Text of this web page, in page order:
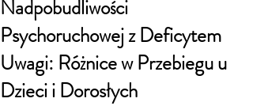
Nadpobudliwości
Psychoruchowej z Deficytem
Uwagi: Różnice w Przebiegu u
Dzieci i Dorosłych